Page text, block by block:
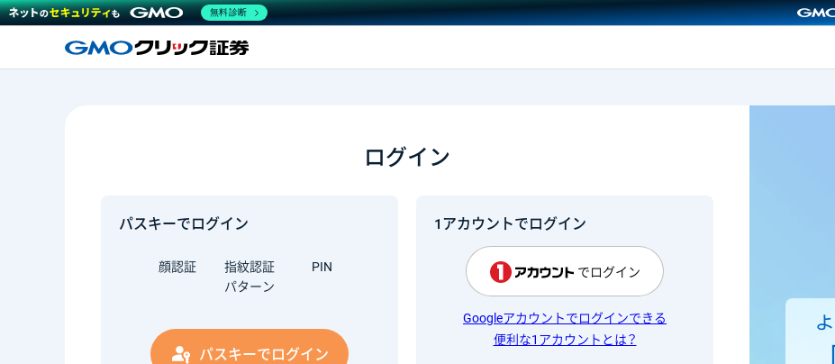
ログイン
パスキーでログイン
顔認証 指紋認証
PIN
パターン
パスキーでログイン
1アカウントでログイン
でログイン
Googleアカウントでログインできる
便利な1アカウントとは？
無料診断